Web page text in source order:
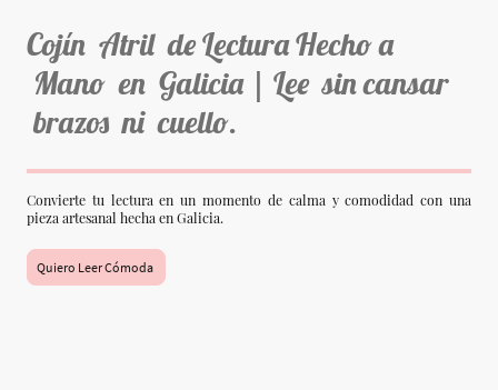
Cojín Atril de Lectura Hecho a
Mano en Galicia | Lee sin cansar
brazos ni cuello.
Convierte tu lectura en un momento de calma y comodidad con una
pieza artesanal hecha en Galicia.
Quiero Leer Cómoda